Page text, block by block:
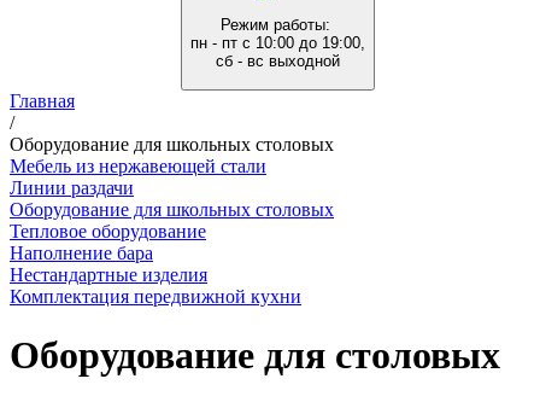
Режим работы:
пн - пт с 10:00 до 19:00,
сб - вс выходной
Главная
/
Оборудование для школьных столовых
Мебель из нержавеющей стали
Линии раздачи
Оборудование для школьных столовых
Тепловое оборудование
Наполнение бара
Нестандартные изделия
Комплектация передвижной кухни
Оборудование для столовых